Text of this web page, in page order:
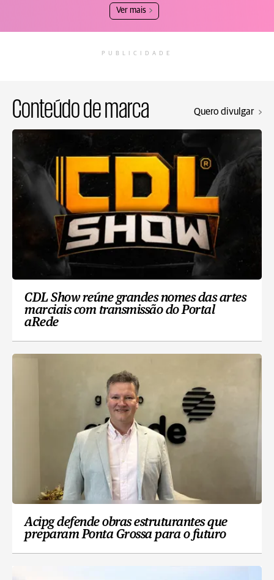
Ver mais
PUBLICIDADE
Conteúdo de marca Quero divulgar
CDL Show reúne grandes nomes das artes
marciais com transmissão do Portal
aRede
Acipg defende obras estruturantes que
preparam Ponta Grossa para o futuro